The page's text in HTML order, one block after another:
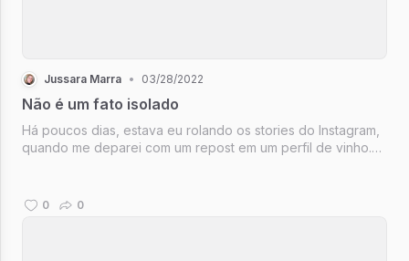
Jussara Marra • 03/28/2022
Não é um fato isolado
Há poucos dias, estava eu rolando os stories do Instagram,
quando me deparei com um repost em um perfil de vinho.
0 0